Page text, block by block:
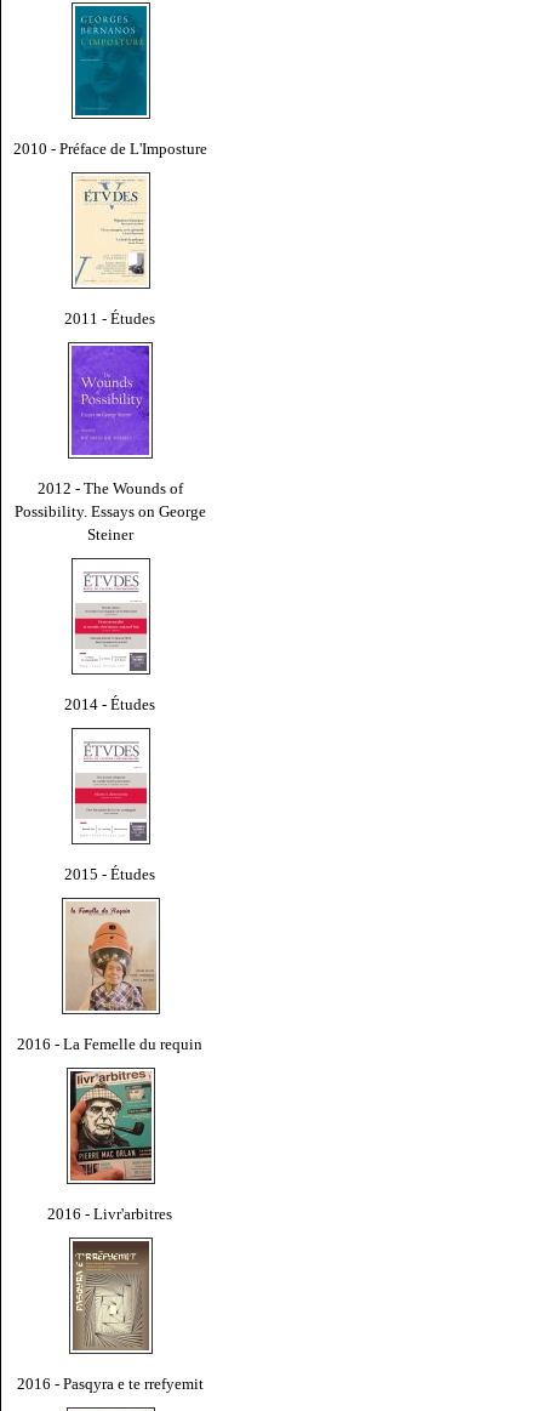
2010 - Préface de L'Imposture
2011 - Études
2012 - The Wounds of
Possibility. Essays on George
Steiner
2014 - Études
2015 - Études
2016 - La Femelle du requin
2016 - Livr'arbitres
2016 - Pasqyra e te rrefyemit